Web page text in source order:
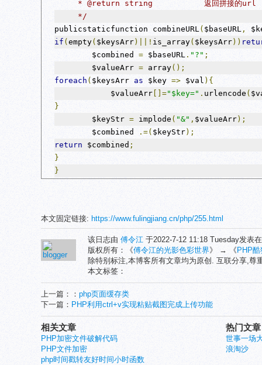
     * @return string           返回拼接的url
     */
publicstaticfunction combineURL( $baseURL ,
if ( empty( $keysArr)||! is_array( $keysArr))
        $combined
= $baseURL . "?" ;
        $valueArr
= array();
foreach ( $keysArr as $key => $val ){
            $valueArr
[]="$key=" . urlencode (
}
        $keyStr
= implode ( "&" , $valueArr);
        $combined
.=( $keyStr);
return $combined ;
}
}
本文固定链接: https://www.fulingjiang.cn/php/255.html
该日志由 傅令江 于2022-7-12 11:18 Tuesday发表
版权所有：《傅令江的光影色彩世界》 → 《 PHP
除特别标注,本博客所有文章均为原创. 互联分享,尊
本文标签：
上一篇：： php页面缓存类
下一篇： PHP利用ctrl+v实现粘贴截图完成上传功能
热门文章
世事一场
浪淘沙
相关文章
PHP加密文件破解代码
PHP文件加密
php时间戳转友好时间小时函数